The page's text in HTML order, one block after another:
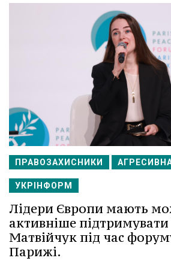
ПРАВОЗАХИСНИКИ
УКРІНФОРМ
Лідери Європи мають
активніше
Матвійчук під час
Парижі.